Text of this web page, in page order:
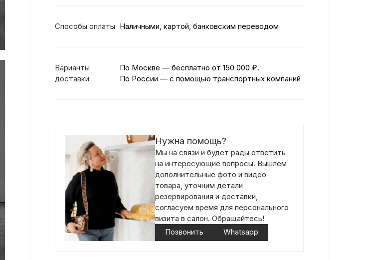
Способы оплаты Наличными, картой, банковским переводом
Варианты
доставки
По Москве — бесплатно от 150 000 ₽.
По России — с помощью транспортных компаний
Нужна помощь?
Мы на связи и будет рады ответить
на интересующие вопросы. Вышлем
дополнительные фото и видео
товара, уточним детали
резервирования и доставки,
согласуем время для персонального
визита в салон. Обращайтесь!
Позвонить
Whatsapp